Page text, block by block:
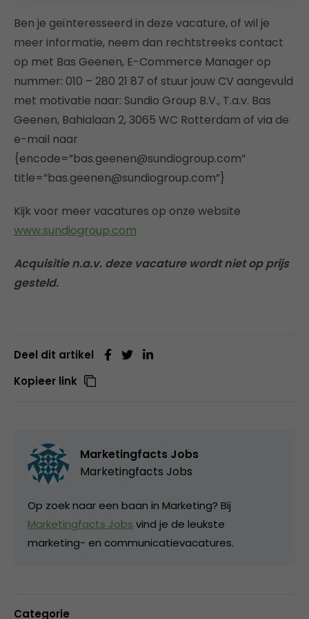
Ben je geïnteresseerd in deze vacature, of wil je
meer informatie, neem dan rechtstreeks contact
op met Bas Geenen, E-Commerce Manager op
nummer: 010 – 280 21 87 of stuur jouw CV aangevuld
met motivatie naar: Sundio Group B.V., T.a.v. Bas
Geenen, Bahialaan 2, 3065 WC Rotterdam of via de
e-mail naar
{encode=”bas.geenen@sundiogroup.com”
title=”bas.geenen@sundiogroup.com”}
Kijk voor meer vacatures op onze website
www.sundiogroup.com
Acquisitie n.a.v. deze vacature wordt niet op prijs
gesteld.
Deel dit artikel
Kopieer link
Marketingfacts Jobs
Marketingfacts Jobs
Op zoek naar een baan in Marketing? Bij
Marketingfacts Jobs vind je de leukste
marketing- en communicatievacatures.
Categorie